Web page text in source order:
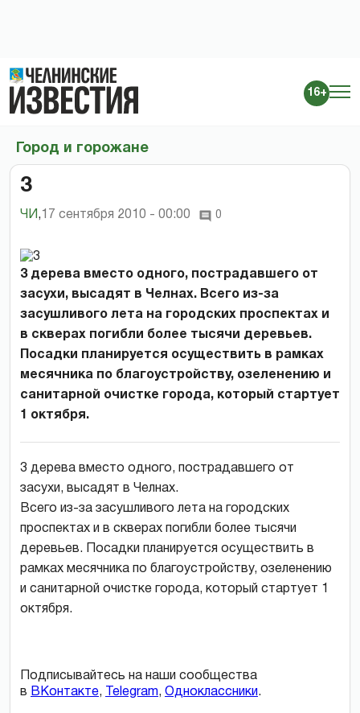
16+
Город и горожане
3
ЧИ , 17 сентября 2010 - 00:00 0
3 дерева вместо одного, пострадавшего от
засухи, высадят в Челнах. Всего из-за
засушливого лета на городских проспектах и
в скверах погибли более тысячи деревьев.
Посадки планируется осуществить в рамках
месячника по благоустройству, озеленению и
санитарной очистке города, который стартует
1 октября.
3 дерева вместо одного, пострадавшего от
засухи, высадят в Челнах.
Всего из-за засушливого лета на городских
проспектах и в скверах погибли более тысячи
деревьев. Посадки планируется осуществить в
рамках месячника по благоустройству, озеленению
и санитарной очистке города, который стартует 1
октября.
Подписывайтесь на наши сообщества
в ВКонтакте, Telegram, Одноклассники.